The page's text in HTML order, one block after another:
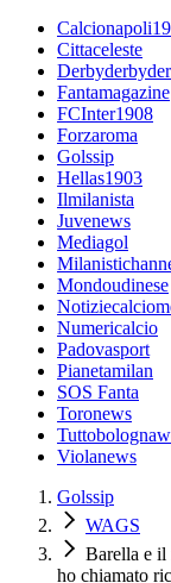
Cittaceleste
Fantamagazine
FCInter1908
Forzaroma
Golssip
Hellas1903
Ilmilanista
Juvenews
Mediagol
Mondoudinese
Numericalcio
Padovasport
Pianetamilan
SOS Fanta
Toronews
Violanews
Golssip
WAGS
Barella e il
ho chiamato